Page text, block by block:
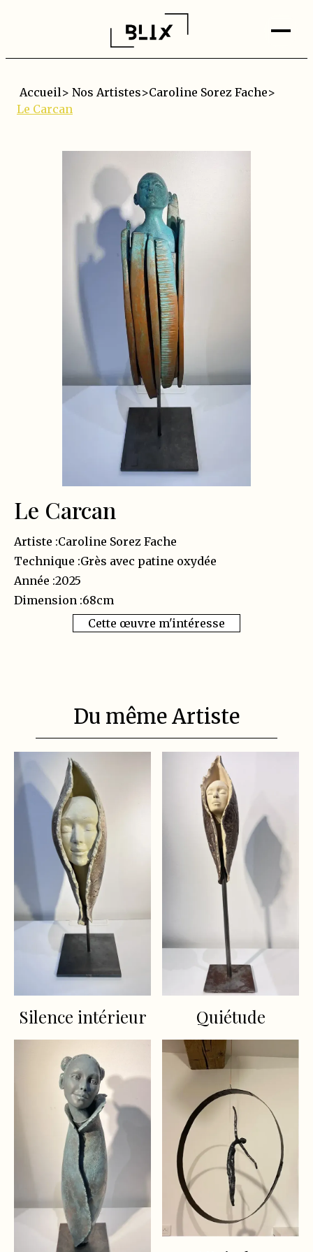
Accueil> Nos Artistes>Caroline Sorez Fache>
Le Carcan
Le Carcan
Artiste :Caroline Sorez Fache
Technique :Grès avec patine oxydée
Année :2025
Dimension :68cm
Cette œuvre m'intéresse
Du même Artiste
Silence intérieur Quiétude